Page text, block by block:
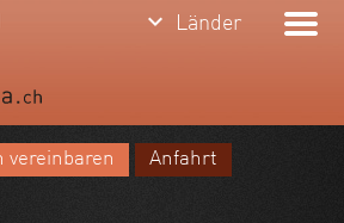
keyboard_arrow_down Länder
vereinbaren Anfahrt